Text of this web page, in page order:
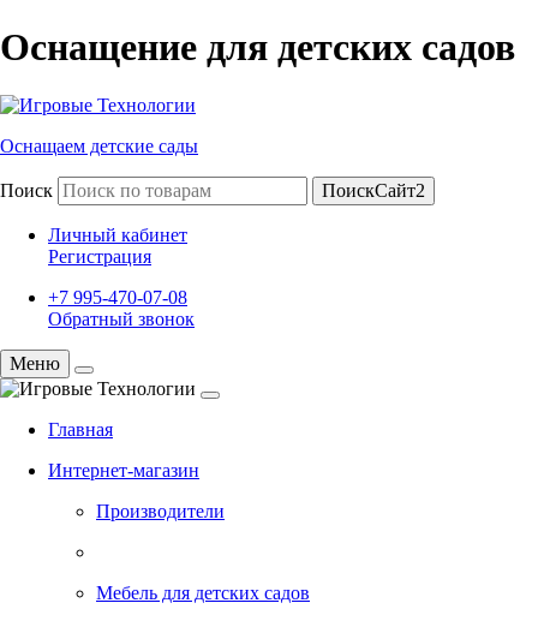
Оснащение для детских садов
Оснащаем детские сады
Поиск ПоискСайт2
Личный кабинет
Регистрация
+7 995-470-07-08
Обратный звонок
Меню
Главная
Интернет-магазин
Производители
Мебель для детских садов